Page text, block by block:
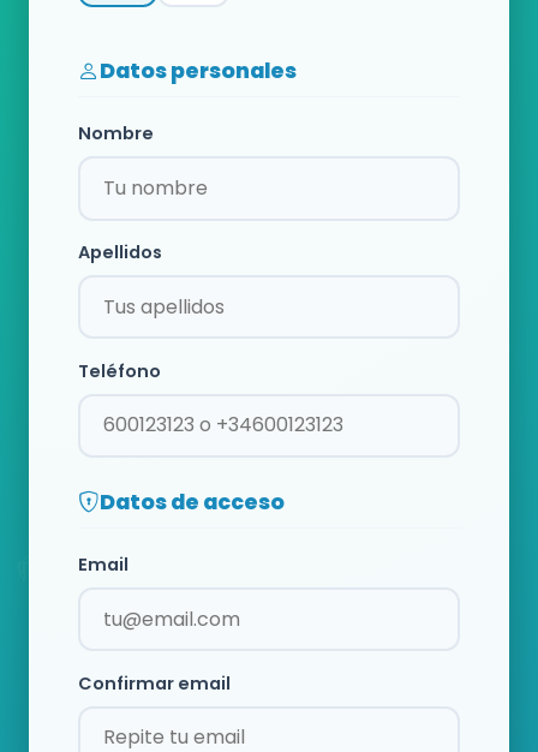
Datos personales
Nombre
Apellidos
Teléfono
Datos de acceso
Email
Confirmar email